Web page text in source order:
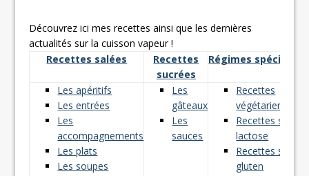
Découvrez ici mes recettes ainsi que les dernières
actualités sur la cuisson vapeur !
Recettes salées
Recettes
sucrées
Régimes spéciaux
Les apéritifs
Les entrées
Les
accompagnements
Les plats
Les soupes
Les
gâteaux
Les
sauces
Recettes
végétariennes
Recettes sans
lactose
Recettes sans
gluten